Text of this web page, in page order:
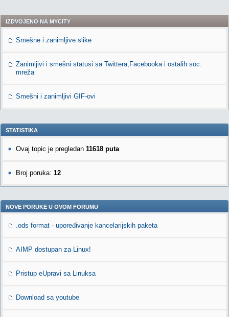
IZDVOJENO NA MYCITY
Smešne i zanimljive slike
Zanimljivi i smešni statusi sa Twittera,Facebooka i ostalih soc.
mreža
Smešni i zanimljivi GIF-ovi
STATISTIKA
Ovaj topic je pregledan 11618 puta
Broj poruka: 12
NOVE PORUKE U OVOM FORUMU
.ods format - upoređivanje kancelarijskih paketa
AIMP dostupan za Linux!
Pristup eUpravi sa Linuksa
Download sa youtube